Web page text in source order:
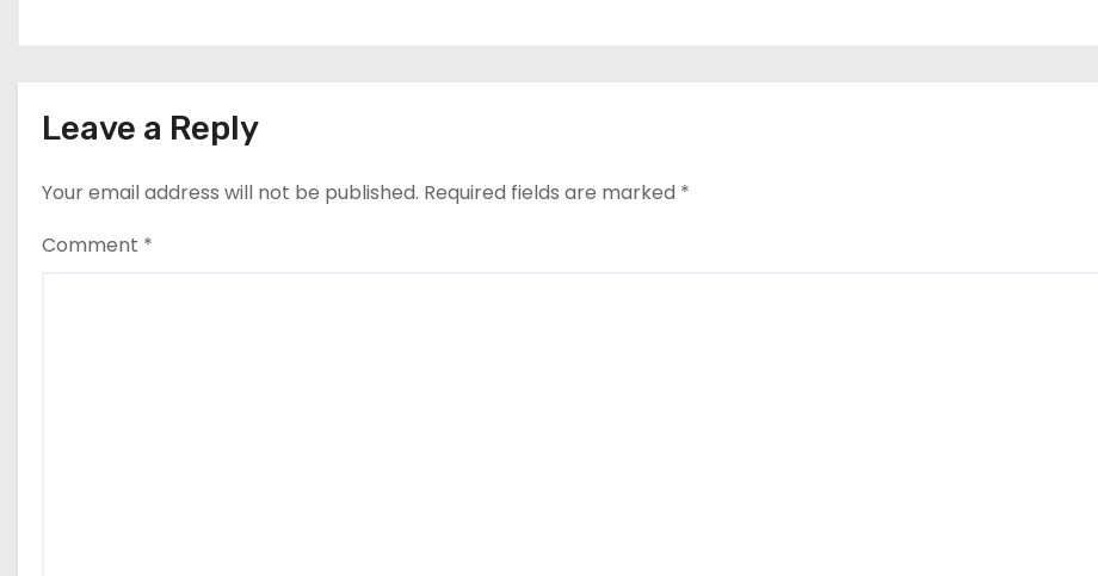
Leave a Reply
Your email address will not be published. Required fields are marked *
Comment *